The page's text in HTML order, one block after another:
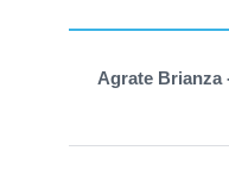
Agrate Brianza